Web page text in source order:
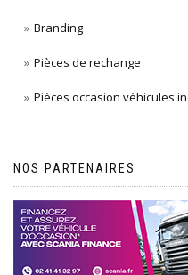
Branding
Pièces de rechange
Pièces occasion véhicules
NOS PARTENAIRES